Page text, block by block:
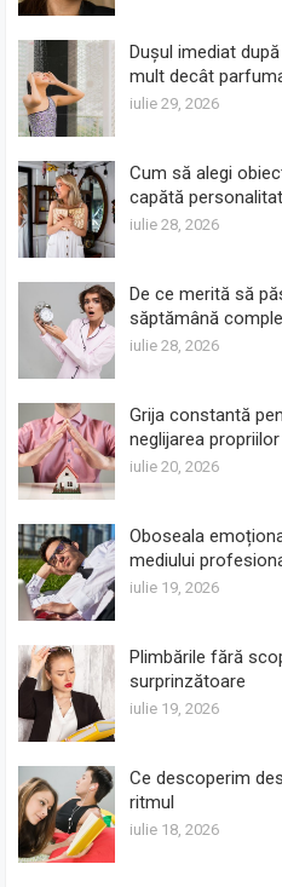
Dușul imediat
mult decât
iulie 29, 2026
Cum să alegi
capătă
iulie 28, 2026
De ce merită să
săptămână
iulie 28, 2026
Grija constantă
neglijarea
iulie 20, 2026
Oboseala
mediului
iulie 19, 2026
Plimbările fără
surprinzătoare
iulie 19, 2026
Ce descoperim
ritmul
iulie 18, 2026